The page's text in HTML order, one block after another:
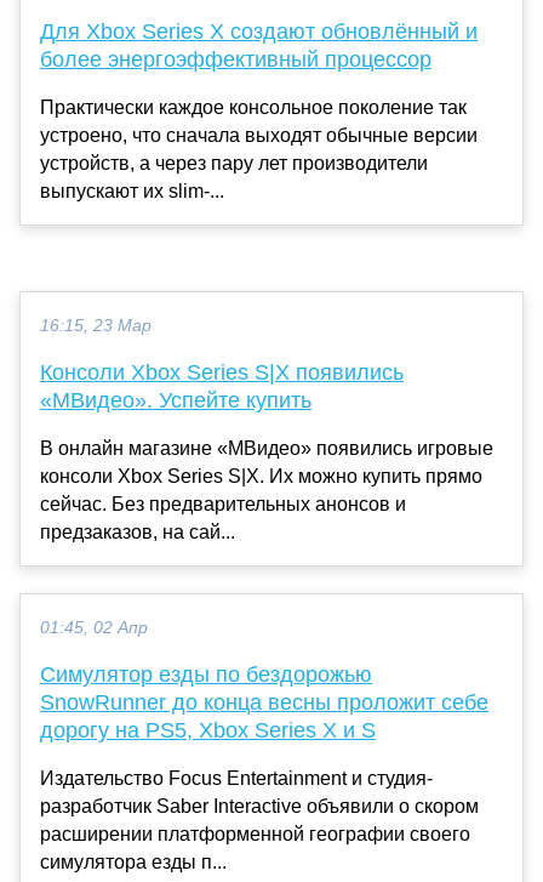
Для Xbox Series X создают обновлённый и
более энергоэффективный процессор
Практически каждое консольное поколение так
устроено, что сначала выходят обычные версии
устройств, а через пару лет производители
выпускают их slim-...
16:15, 23 Мар
Консоли Xbox Series S|X появились
«МВидео». Успейте купить
В онлайн магазине «МВидео» появились игровые
консоли Xbox Series S|X. Их можно купить прямо
сейчас. Без предварительных анонсов и
предзаказов, на сай...
01:45, 02 Апр
Симулятор езды по бездорожью
SnowRunner до конца весны проложит себе
дорогу на PS5, Xbox Series X и S
Издательство Focus Entertainment и студия-
разработчик Saber Interactive объявили о скором
расширении платформенной географии своего
симулятора езды п...